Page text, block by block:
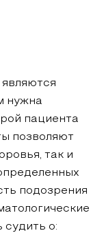
являются
нужна
пациента
позволяют
так и
подозрения
о: